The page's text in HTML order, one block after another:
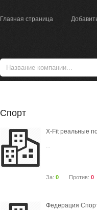
Главная страница
Спорт
X-Fit реальные
...
За: 0 Против: 0
Федерация